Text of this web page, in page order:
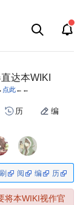
达本WIKI
点此←←
历 编
刷 阅 编 历
将本WIKI视作官